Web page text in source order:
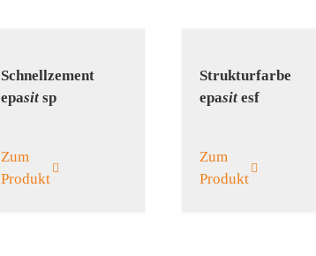
Schnell­zement
epasitsp
Zum
Produkt
Struktur­farbe
epasit esf
Zum
Produkt